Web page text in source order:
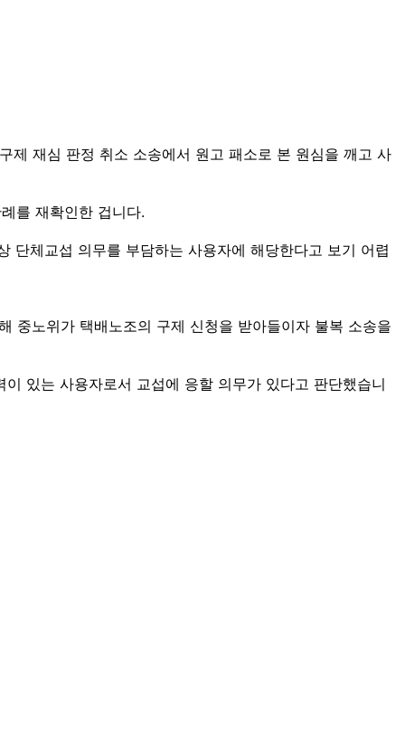
제 재심 판정 취소 소송에서 원고 패소로 본 원심을 깨고 사
를 재확인한 겁니다.
단체교섭 의무를 부담하는 사용자에 해당한다고 보기 어렵
중노위가 택배노조의 구제 신청을 받아들이자 불복 소송을
있는 사용자로서 교섭에 응할 의무가 있다고 판단했습니